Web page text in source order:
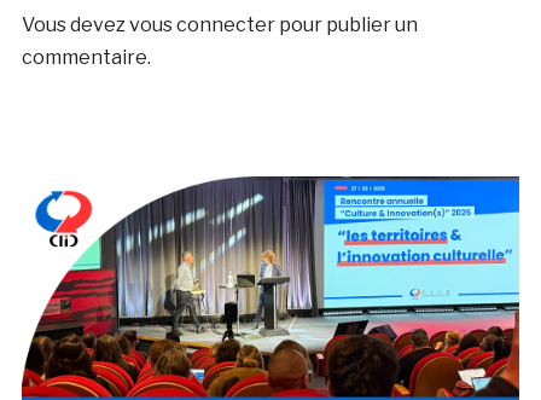
Vous devezvous connecterpour publier un
commentaire.